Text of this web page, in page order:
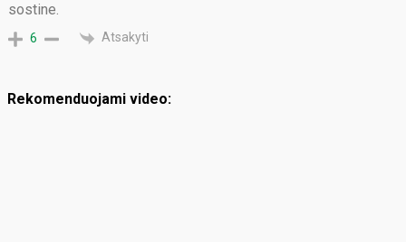
sostine.
6 Atsakyti
Rekomenduojami video: